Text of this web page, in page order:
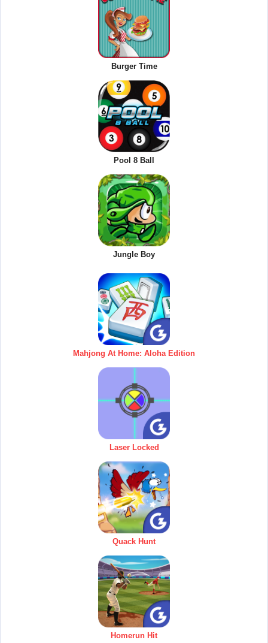
Burger Time
Pool 8 Ball
Jungle Boy
Mahjong At Home: Aloha Edition
Laser Locked
Quack Hunt
Homerun Hit